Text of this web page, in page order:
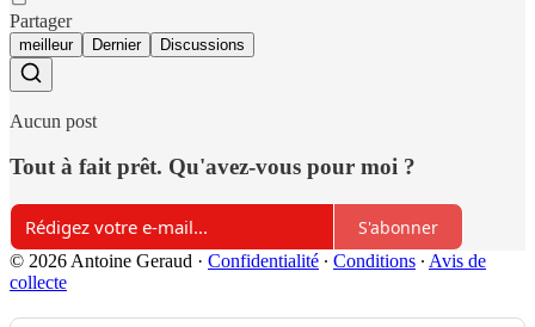
Partager
meilleur Dernier Discussions
Aucun post
Tout à fait prêt. Qu'avez-vous pour moi ?
S'abonner
© 2026 Antoine Geraud · Confidentialité ∙ Conditions ∙ Avis de
collecte